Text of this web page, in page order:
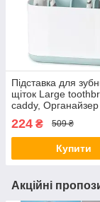
Підставка для
щіток Large
caddy,
224 ₴ 509 ₴
Купити
Акційні